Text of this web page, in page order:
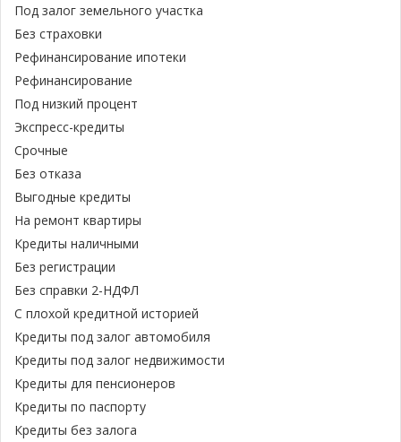
Под залог земельного участка
Без страховки
Рефинансирование ипотеки
Рефинансирование
Под низкий процент
Экспресс-кредиты
Срочные
Без отказа
Выгодные кредиты
На ремонт квартиры
Кредиты наличными
Без регистрации
Без справки 2-НДФЛ
С плохой кредитной историей
Кредиты под залог автомобиля
Кредиты под залог недвижимости
Кредиты для пенсионеров
Кредиты по паспорту
Кредиты без залога